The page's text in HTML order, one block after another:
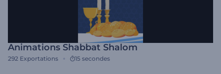
Animations Shabbat Shalom
292 Exportations 15 secondes